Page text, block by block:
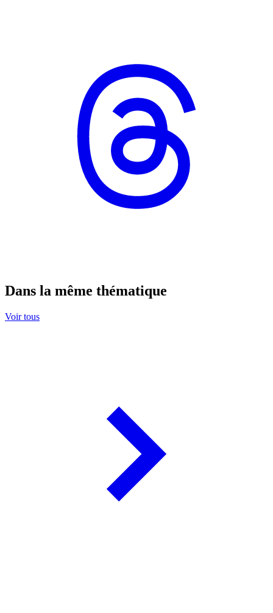
Dans la même thématique
Voir tous